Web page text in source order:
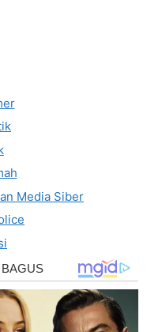
Media Siber